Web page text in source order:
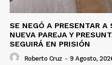
SE NEGÓ A PRESENTAR A
NUEVA PAREJA Y
SEGUIRÁ EN PRISIÓN
Roberto Cruz - 9 Agosto,